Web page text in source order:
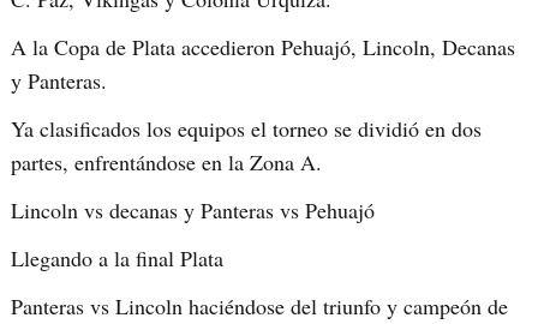
A la Copa de Plata accedieron Pehuajó, Lincoln, Decanas
y Panteras.
Ya clasificados los equipos el torneo se dividió en dos
partes, enfrentándose en la Zona A.
Lincoln vs decanas y Panteras vs Pehuajó
Llegando a la final Plata
Panteras vs Lincoln haciéndose del triunfo y campeón de